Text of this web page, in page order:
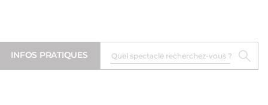
INFOS PRATIQUES